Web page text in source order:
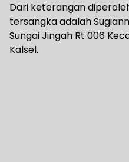
Dari keterangan
tersangka adalah
Sungai Jingah Rt 006
Kalsel.